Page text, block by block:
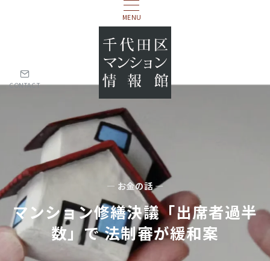
MENU
CONTACT
— お金の話 —
マンション修繕決議「出席者過半
数」で 法制審が緩和案